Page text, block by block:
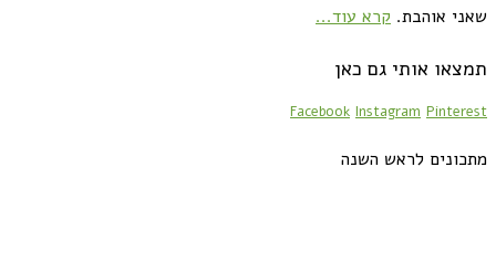
שאני אוהבת. קרא עוד...
תמצאו אותי גם כאן
Facebook Instagram Pinterest
מתכונים לראש השנה